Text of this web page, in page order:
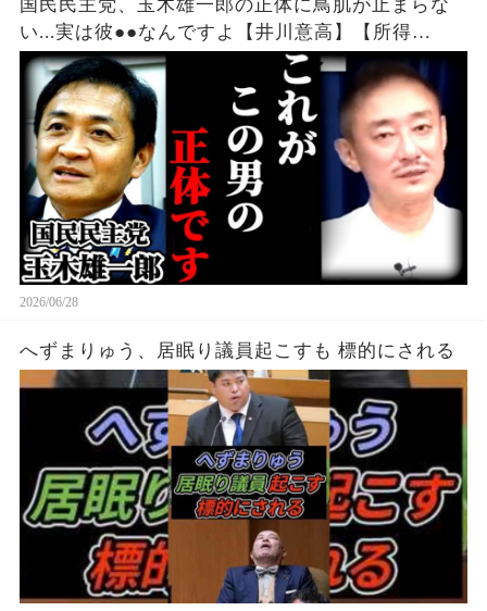
国民民主党、玉木雄一郎の正体に鳥肌が止まらな
い...実は彼●●なんですよ【井川意高】【所得
税/103万の壁/醜い石破茂/見直したよ小泉進次郎】
2026/06/28
へずまりゅう、居眠り議員起こすも 標的にされる